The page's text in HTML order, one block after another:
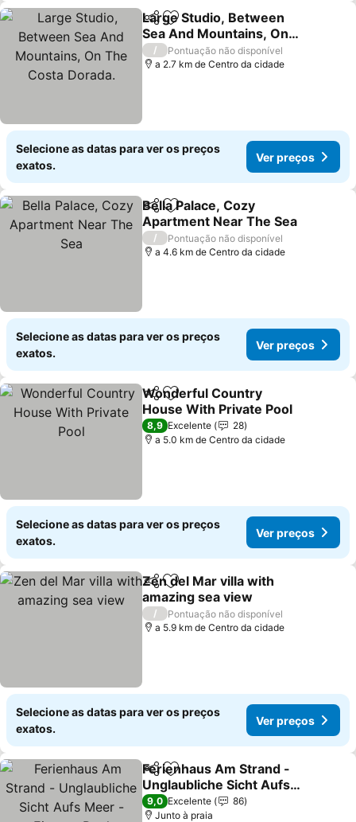
PartilharAdicionar aos favoritos
Large Studio, Between
Sea And Mountains, On
The Costa Dorada.
Ver preços
/
Pontuação não disponível
a 2.7 km de Centro da cidade
Selecione as datas para ver os preços
exatos.
Ver preços
PartilharAdicionar aos favoritos
Bella Palace, Cozy
Apartment Near The Sea
Ver preços
/
Pontuação não disponível
a 4.6 km de Centro da cidade
Selecione as datas para ver os preços
exatos.
Ver preços
PartilharAdicionar aos favoritos
Wonderful Country
House With Private Pool
Ver preços
8,9 Excelente
28
a 5.0 km de Centro da cidade
Selecione as datas para ver os preços
exatos.
Ver preços
PartilharAdicionar aos favoritos
Zen del Mar villa with
amazing sea view
Ver preços
/
Pontuação não disponível
a 5.9 km de Centro da cidade
Selecione as datas para ver os preços
exatos.
Ver preços
PartilharAdicionar aos favoritos
Ferienhaus Am Strand -
Unglaubliche Sicht Aufs
Meer - Eigener Pool
Ver preços
9,0 Excelente
86
Junto à praia